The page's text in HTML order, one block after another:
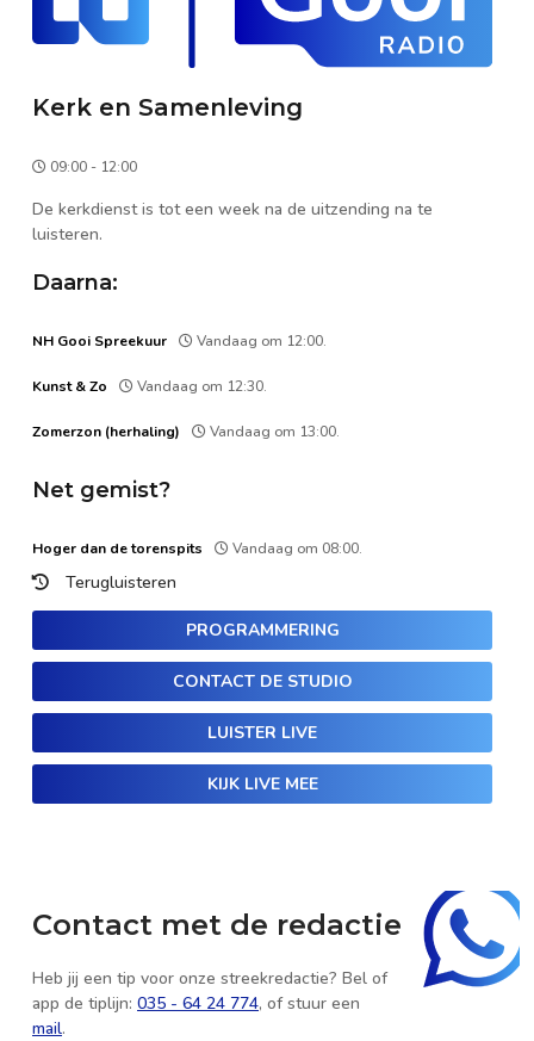
Kerk en Samenleving
09:00 - 12:00
De kerkdienst is tot een week na de uitzending na te
luisteren.
Daarna:
NH Gooi Spreekuur Vandaag om 12:00.
Kunst & Zo Vandaag om 12:30.
Zomerzon (herhaling) Vandaag om 13:00.
Net gemist?
Hoger dan de torenspits Vandaag om 08:00.
Terugluisteren
PROGRAMMERING
CONTACT DE STUDIO
LUISTER LIVE
KIJK LIVE MEE
Contact met de redactie
Heb jij een tip voor onze streekredactie? Bel of
app de tiplijn: 035 - 64 24 774, of stuur een
mail.